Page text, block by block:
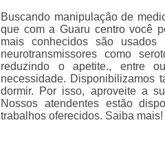
Buscando manipulação de
que com a Guaru centro você
mais conhecidos são
neurotransmissores como
reduzindo o apetite., entre
necessidade. Disponibilizamos
dormir. Por isso, aproveite a
Nossos atendentes estão
trabalhos oferecidos. Saiba mais!